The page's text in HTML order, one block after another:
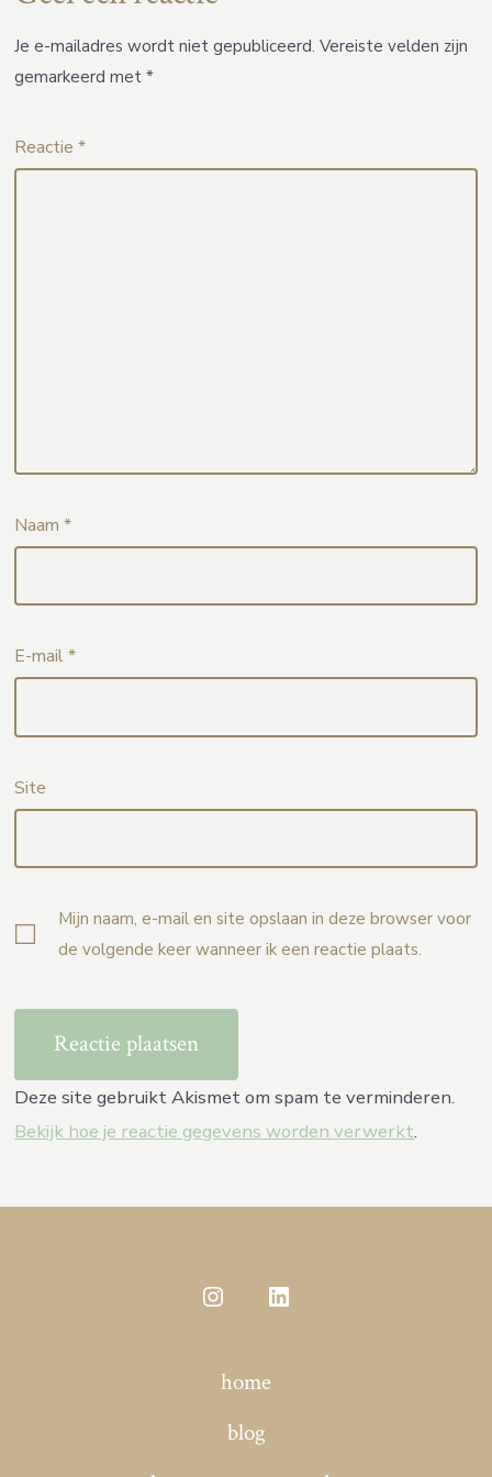
Je e-mailadres wordt niet gepubliceerd. Vereiste velden zijn
gemarkeerd met*
Reactie*
Naam*
E-mail*
Site
Mijn naam, e-mail en site opslaan in deze browser voor
de volgende keer wanneer ik een reactie plaats.
Deze site gebruikt Akismet om spam te verminderen.
Bekijk hoe je reactie gegevens worden verwerkt.
Open
in
nieuwe
Open
home
blog